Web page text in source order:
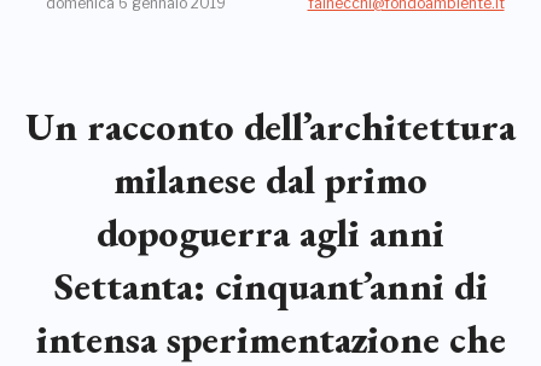
Un racconto dell’architettura
milanese dal primo
dopoguerra agli anni
Settanta: cinquant’anni di
intensa sperimentazione che